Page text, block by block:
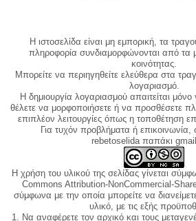
Η ιστοσελίδα είναι μη εμπορική, τα
πληροφορία συνδιαμορφώνονται από τα
κοινότητας.
Μπορείτε να περιηγηθείτε ελεύθερα στα
λογαριασμό.
Η δημιουργία λογαριασμού απαιτείται
θέλετε να μορφοποιήσετε ή να προσθέσετε
επιπλέον λειτουργίες όπως η τοποθέτηση
Για τυχόν προβλήματα ή επικοινωνία,
rebetoselida παπάκι
Η χρήση του υλικού της σελίδας γίνεται
Commons Attribution-NonCommercial-
σύμφωνα με την οποία μπορείτε να
υλικό, με τις εξής
1. Να αναφέρετε τον αρχικό και τους